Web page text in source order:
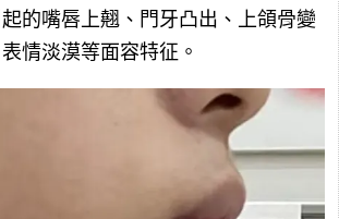
的嘴唇上翹、門牙凸出、上頜骨變
情淡漠等面容特征。